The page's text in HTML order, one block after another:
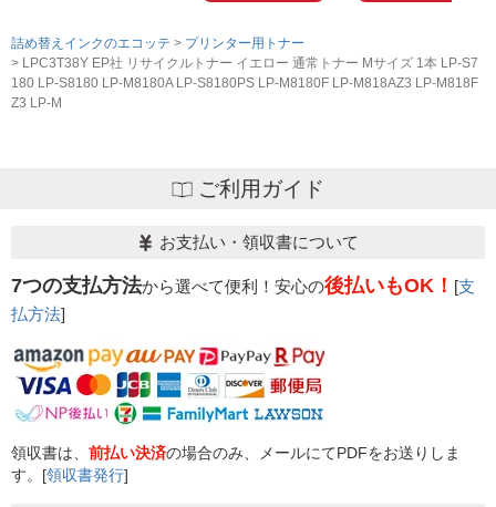
詰め替えインクのエコッテ
プリンター用トナー
LPC3T38Y EP社 リサイクルトナー イエロー 通常トナー Mサイズ 1本 LP-S7
180 LP-S8180 LP-M8180A LP-S8180PS LP-M8180F LP-M818AZ3 LP-M818F
Z3 LP-M
ご利用ガイド
お支払い・領収書について
7つの支払方法から選べて便利！安心の後払いもOK！ [支
払方法]
領収書は、 前払い決済の場合のみ、メールにてPDFをお送りしま
す。[領収書発行]